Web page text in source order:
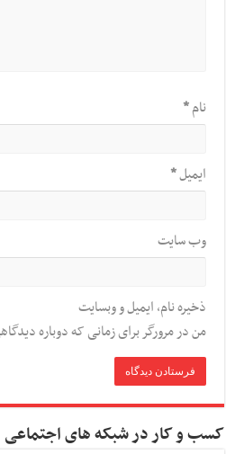
نام*
ایمیل*
وب‌ سایت
ذخیره نام، ایمیل و وبسایت
من در مرورگر برای زمانی که دوباره
کسب و کار در شبکه های اجتماعی